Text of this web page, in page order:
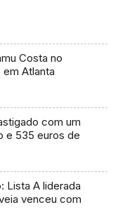
Costa no
em Atlanta
com um
e 535 euros de
Lista A liderada
venceu com